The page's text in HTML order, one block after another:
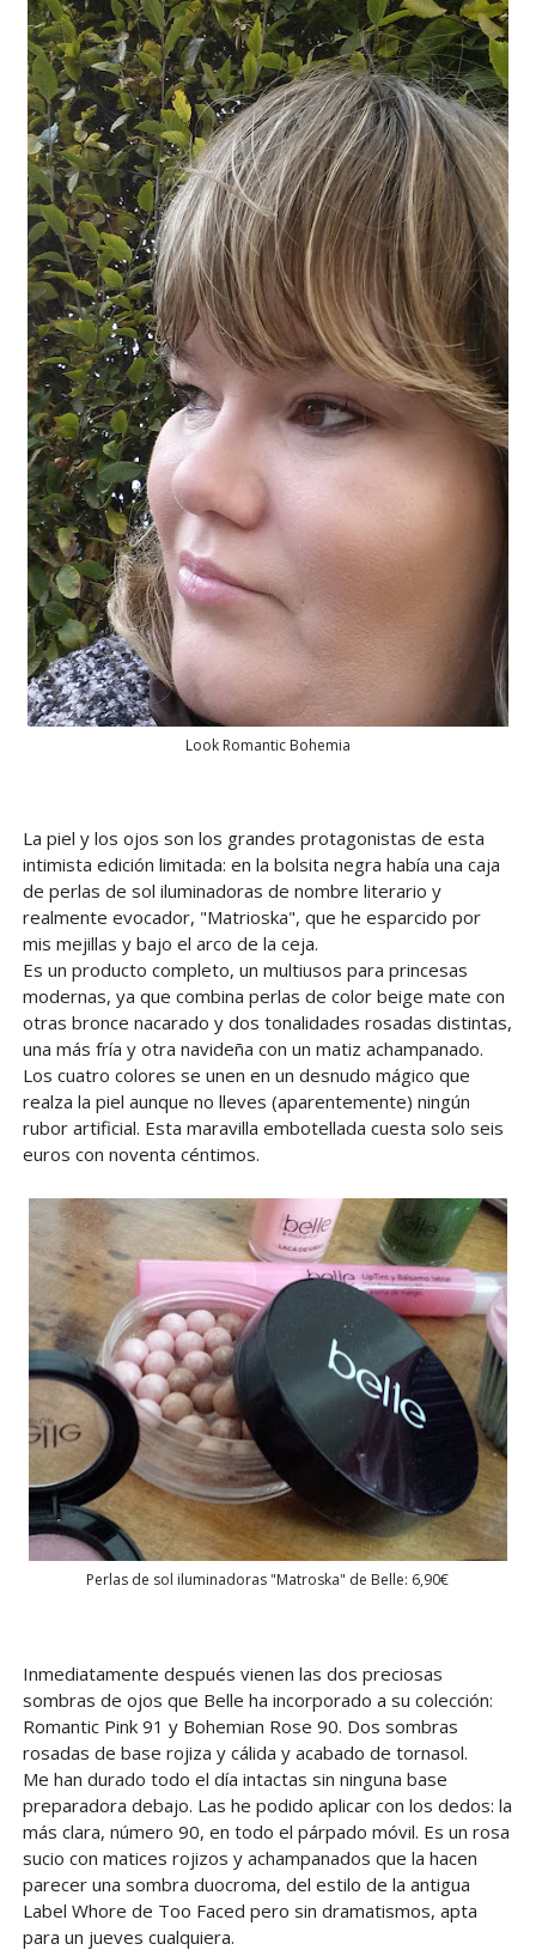
Look Romantic Bohemia
La piel y los ojos son los grandes protagonistas de esta
intimista edición limitada: en la bolsita negra había una caja
de perlas de sol iluminadoras de nombre literario y
realmente evocador, "Matrioska", que he esparcido por
mis mejillas y bajo el arco de la ceja.
Es un producto completo, un multiusos para princesas
modernas, ya que combina perlas de color beige mate con
otras bronce nacarado y dos tonalidades rosadas distintas,
una más fría y otra navideña con un matiz achampanado.
Los cuatro colores se unen en un desnudo mágico que
realza la piel aunque no lleves (aparentemente) ningún
rubor artificial. Esta maravilla embotellada cuesta solo seis
euros con noventa céntimos.
Perlas de sol iluminadoras "Matroska" de Belle: 6,90€
Inmediatamente después vienen las dos preciosas
sombras de ojos que Belle ha incorporado a su colección:
Romantic Pink 91 y Bohemian Rose 90. Dos sombras
rosadas de base rojiza y cálida y acabado de tornasol.
Me han durado todo el día intactas sin ninguna base
preparadora debajo. Las he podido aplicar con los dedos: la
más clara, número 90, en todo el párpado móvil. Es un rosa
sucio con matices rojizos y achampanados que la hacen
parecer una sombra duocroma, del estilo de la antigua
Label Whore de Too Faced pero sin dramatismos, apta
para un jueves cualquiera.